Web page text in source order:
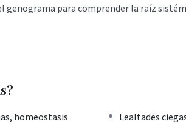
genograma para comprender la raíz
homeostasis
Lealtades